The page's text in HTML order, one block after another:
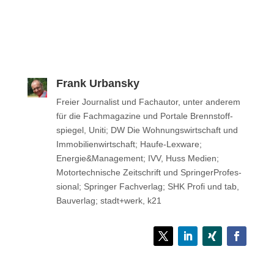
Frank Urbansky
Freier Jour­na­list und Fach­au­tor, unter anderem
für die Fach­ma­ga­zine und Portale Brenn­stoff­
spie­gel, Uniti; DW Die Woh­nungs­wirt­schaft und
Immo­bi­li­en­wirt­schaft; Haufe-Lexware;
Energie&Management; IVV, Huss Medien;
Motor­tech­ni­sche Zeit­schrift und Sprin­ger­Pro­fes­
sio­nal; Sprin­ger Fachverlag; SHK Profi und tab,
Bau­ver­lag; stadt+werk, k21